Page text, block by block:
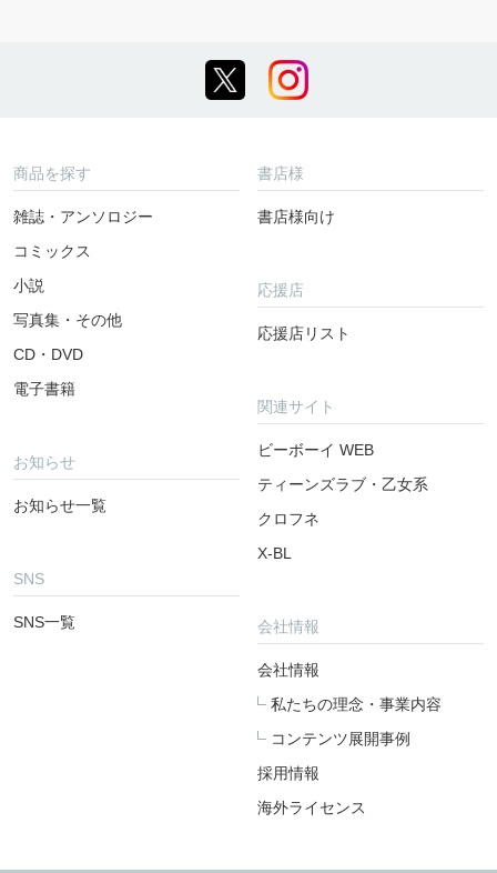
商品を探す
雑誌・アンソロジー
コミックス
小説
写真集・その他
CD・DVD
電子書籍
お知らせ
お知らせ一覧
SNS
SNS一覧
書店様
書店様向け
応援店
応援店リスト
関連サイト
ビーボーイ WEB
ティーンズラブ・乙女系
クロフネ
X-BL
会社情報
会社情報
私たちの理念・事業内容
コンテンツ展開事例
採用情報
海外ライセンス